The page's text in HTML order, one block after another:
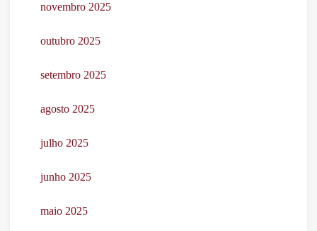
novembro 2025
outubro 2025
setembro 2025
agosto 2025
julho 2025
junho 2025
maio 2025